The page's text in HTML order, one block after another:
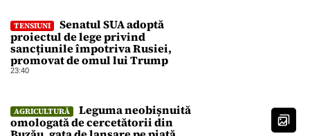
TENSIUNI
Senatul SUA adoptă
proiectul de lege privind
sancțiunile împotriva Rusiei,
promovat de omul lui Trump
23:40
AGRICULTURĂ
Leguma neobișnuită
omologată de cercetătorii din